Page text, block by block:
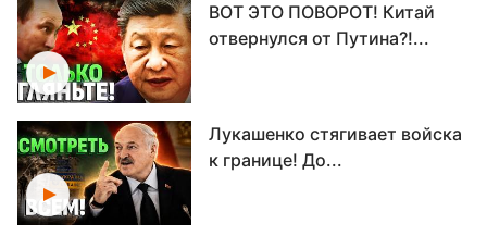
ВОТ ЭТО ПОВОРОТ! Китай
отвернулся от Путина?!...
Лукашенко стягивает войска
к границе! До...